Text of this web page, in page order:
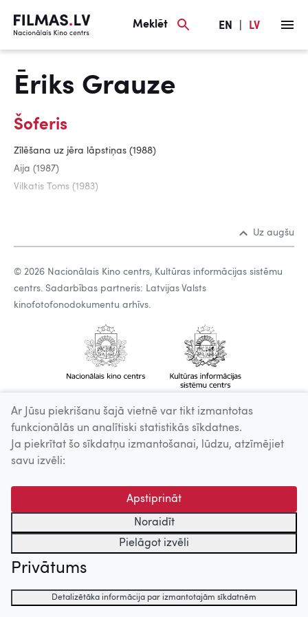
Meklēt EN LV
Ēriks Grauze
Šoferis
Zīlēšana uz jēra lāpstiņas (1988)
Aija (1987)
Vilkatis Toms (1983)
Uz augšu
© 2026 Nacionālais Kino centrs, Kultūras informācijas sistēmu
centrs. Sadarbības partneris: Latvijas Valsts
kinofotofonodokumentu arhīvs.
Ar Jūsu piekrišanu šajā vietnē var tikt izmantotas
funkcionālās un analītiski statistikās sīkdatnes.
Ja piekrītat šo sīkdatņu izmantošanai, lūdzu, atzīmējiet
savu izvēli:
Apstiprināt
Noraidīt
Pielāgot izvēli
Privātums
Detalizētāka informācija par izmantotajām sīkdatnēm